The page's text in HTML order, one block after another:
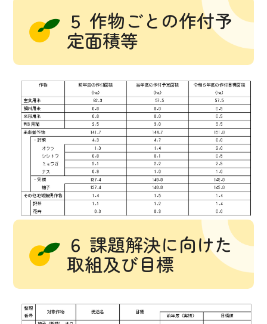
５ 作物ごとの作付予
定面積等
６ 課題解決に向けた
取組及び目標